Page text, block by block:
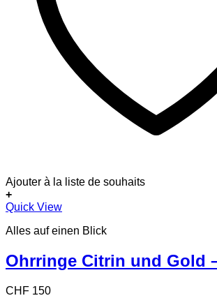
Ajouter à la liste de souhaits
+
Quick View
Alles auf einen Blick
Ohrringe Citrin und Gold
CHF 150